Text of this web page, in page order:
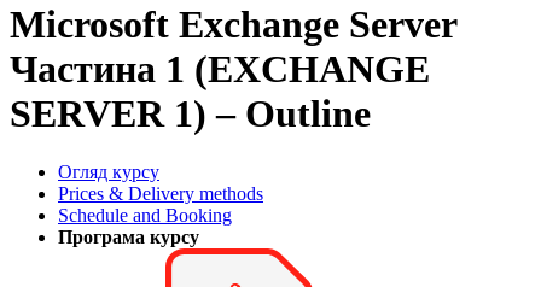
Microsoft Exchange Server
Частина 1 (EXCHANGE
SERVER 1) – Outline
Огляд курсу
Prices & Delivery methods
Schedule and Booking
Програма курсу